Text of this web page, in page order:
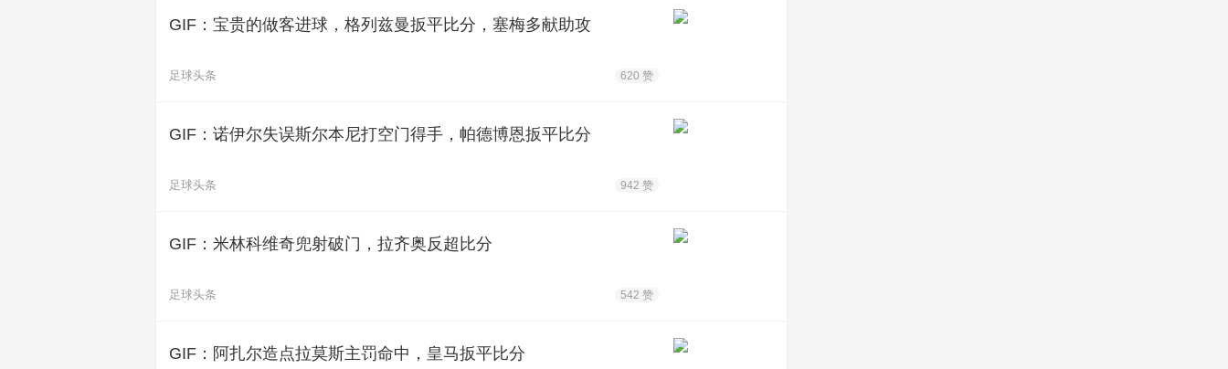
GIF：宝贵的做客进球，格列兹曼扳平比分，塞梅多献助攻
足球头条 620 赞
GIF：诺伊尔失误斯尔本尼打空门得手，帕德博恩扳平比分
足球头条 942 赞
GIF：米林科维奇兜射破门，拉齐奥反超比分
足球头条 542 赞
GIF：阿扎尔造点拉莫斯主罚命中，皇马扳平比分